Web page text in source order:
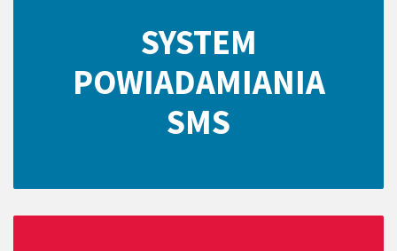
SYSTEM
POWIADAMIANIA
SMS